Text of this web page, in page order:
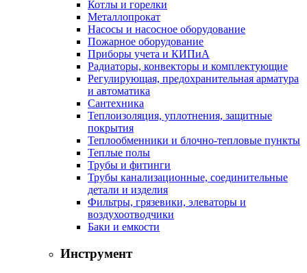
Котлы и горелки
Металлопрокат
Насосы и насосное оборудование
Пожарное оборудование
Приборы учета и КИПиА
Радиаторы, конвекторы и комплектующие
Регулирующая, предохранительная арматура
и автоматика
Сантехника
Теплоизоляция, уплотнения, защитные
покрытия
Теплообменники и блочно-тепловые пункты
Теплые полы
Трубы и фитинги
Трубы канализационные, соединительные
детали и изделия
Фильтры, грязевики, элеваторы и
воздухоотводчики
Баки и емкости
Инструмент